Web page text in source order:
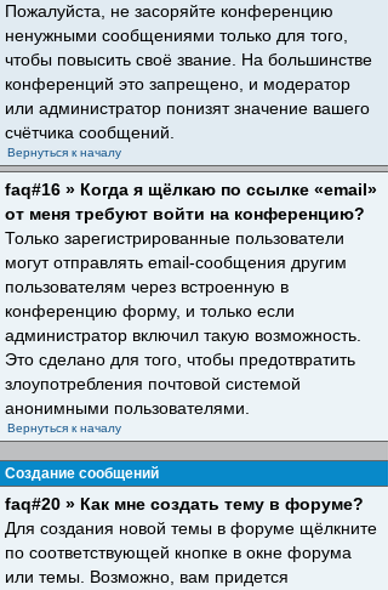
Пожалуйста, не засоряйте конференцию
ненужными сообщениями только для того,
чтобы повысить своё звание. На большинстве
конференций это запрещено, и модератор
или администратор понизят значение вашего
счётчика сообщений.
Вернуться к началу
faq#16 » Когда я щёлкаю по ссылке «email»
от меня требуют войти на конференцию?
Только зарегистрированные пользователи
могут отправлять email-сообщения другим
пользователям через встроенную в
конференцию форму, и только если
администратор включил такую возможность.
Это сделано для того, чтобы предотвратить
злоупотребления почтовой системой
анонимными пользователями.
Вернуться к началу
Создание сообщений
faq#20 » Как мне создать тему в форуме?
Для создания новой темы в форуме щёлкните
по соответствующей кнопке в окне форума
или темы. Возможно, вам придется